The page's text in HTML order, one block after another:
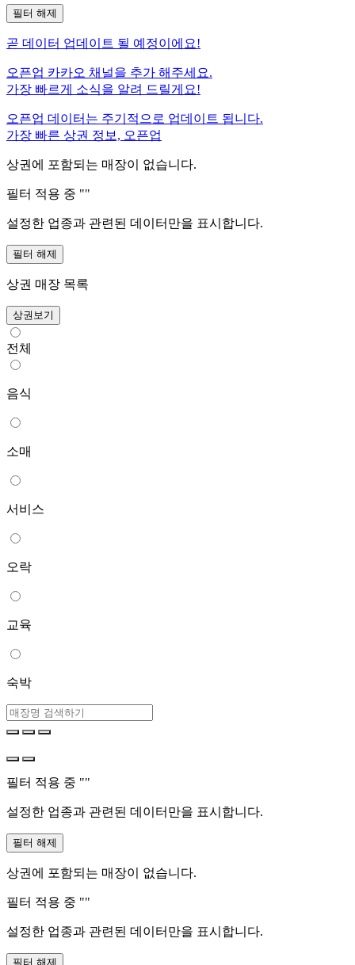
필터 해제
곧 데이터 업데이트 될 예정이에요!
오픈업 카카오 채널을 추가 해주세요.
가장 빠르게 소식을 알려 드릴게요!
오픈업 데이터는 주기적으로 업데이트 됩니다.
가장 빠른 상권 정보, 오픈업
상권에 포함되는 매장이 없습니다.
필터 적용 중 ""
설정한 업종과 관련된 데이터만을 표시합니다.
필터 해제
상권 매장 목록
상권보기
전체
음식
소매
서비스
오락
교육
숙박
필터 적용 중 ""
설정한 업종과 관련된 데이터만을 표시합니다.
필터 해제
상권에 포함되는 매장이 없습니다.
필터 적용 중 ""
설정한 업종과 관련된 데이터만을 표시합니다.
필터 해제